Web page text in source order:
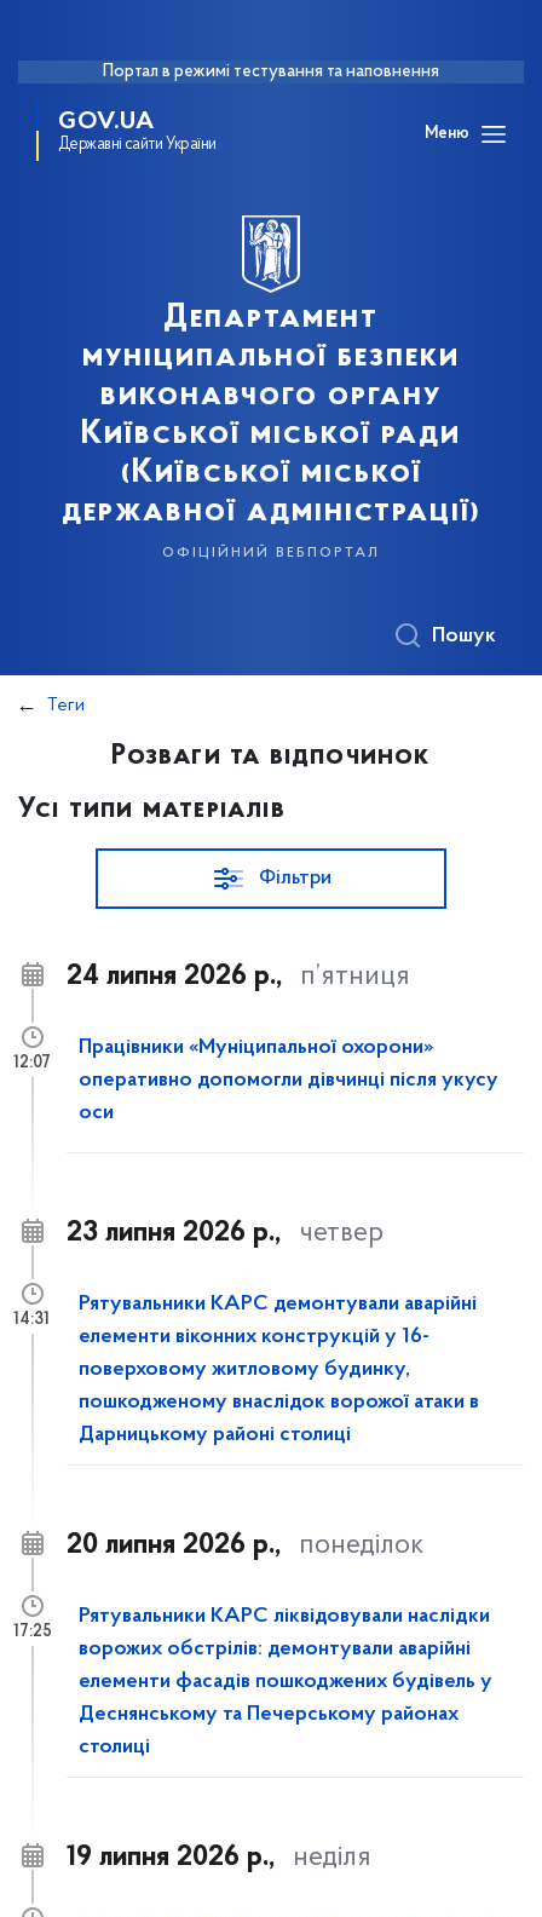
Портал в режимі тестування та наповнення
GOV.UA
Державні сайти України
Меню
Департамент
муніципальної безпеки
виконавчого органу
Київської міської ради
(Київської міської
державної адміністрації)
офіційний вебпортал
Пошук
Теги
Розваги та відпочинок
Усі типи матеріалів
Фільтри
24 липня 2026 р., п’ятниця
Працівники «Муніципальної охорони»
оперативно допомогли дівчинці після укусу
оси
12:07
23 липня 2026 р., четвер
Рятувальники КАРС демонтували аварійні
елементи віконних конструкцій у 16-
поверховому житловому будинку,
пошкодженому внаслідок ворожої атаки в
Дарницькому районі столиці
14:31
20 липня 2026 р., понеділок
Рятувальники КАРС ліквідовували наслідки
ворожих обстрілів: демонтували аварійні
елементи фасадів пошкоджених будівель у
Деснянському та Печерському районах
столиці
17:25
19 липня 2026 р., неділя